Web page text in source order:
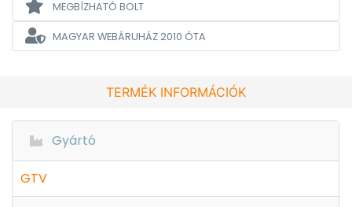
MEGBÍZHATÓ BOLT
MAGYAR WEBÁRUHÁZ2010 ÓTA
TERMÉK INFORMÁCIÓK
Gyártó
GTV